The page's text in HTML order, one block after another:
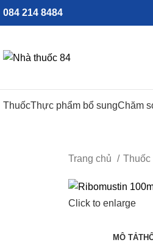
084 214 8484
ThuốcThực phẩm bổ sungChăm
Trang chủ Thuốc
Click to enlarge
MÔ TẢ